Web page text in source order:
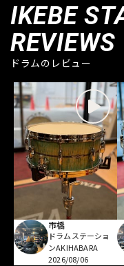
IKEBE
REVIEWS
ドラムのレビュー
市橋
ドラムステーショ
ンAKIHABARA
2026/08/06